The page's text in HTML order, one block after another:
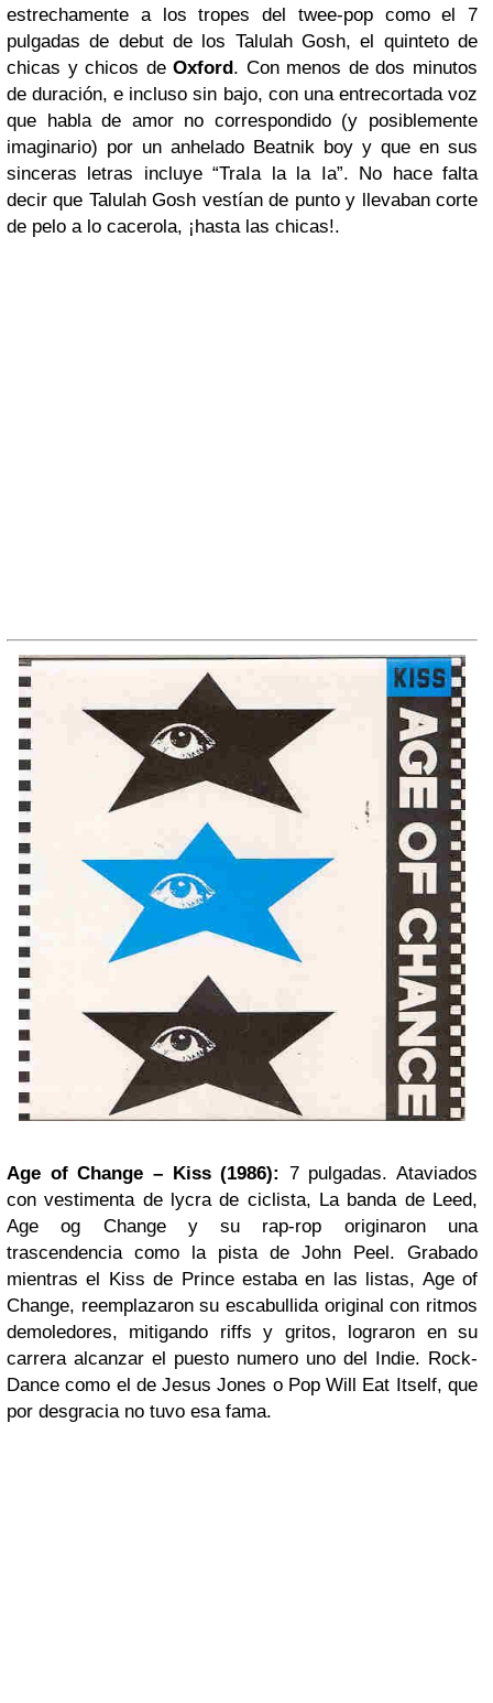
estrechamente a los tropes del twee-pop como el 7
pulgadas de debut de los Talulah Gosh, el quinteto de
chicas y chicos deOxford. Con menos de dos minutos
de duración, e incluso sin bajo, con una entrecortada voz
que habla de amor no correspondido (y posiblemente
imaginario) por un anhelado Beatnik boy y que en sus
sinceras letras incluye “TraIa la la Ia”. No hace falta
decir que Talulah Gosh vestían de punto y llevaban corte
de pelo a lo cacerola, ¡hasta las chicas!.
Age of Change – Kiss (1986): 7 pulgadas. Ataviados
con vestimenta de lycra de ciclista, La banda de Leed,
Age og Change y su rap-rop originaron una
trascendencia como la pista de John Peel. Grabado
mientras el Kiss de Prince estaba en las listas, Age of
Change, reemplazaron su escabullida original con ritmos
demoledores, mitigando riffs y gritos, lograron en su
carrera alcanzar el puesto numero uno del Indie. Rock-
Dance como el de Jesus Jones o Pop Will Eat Itself, que
por desgracia no tuvo esa fama.